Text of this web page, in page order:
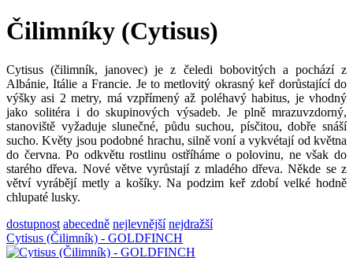
Čilimníky (Cytisus)
Cytisus (čilimník, janovec) je z čeledi bobovitých a pochází z
Albánie, Itálie a Francie. Je to metlovitý okrasný keř dorůstající do
výšky asi 2 metry, má vzpřímený až poléhavý habitus, je vhodný
jako solitéra i do skupinových výsadeb. Je plně mrazuvzdorný,
stanoviště vyžaduje slunečné, půdu suchou, písčitou, dobře snáší
sucho. Květy jsou podobné hrachu, silně voní a vykvétají od května
do června. Po odkvětu rostlinu ostříháme o polovinu, ne však do
starého dřeva. Nové větve vyrůstají z mladého dřeva. Někde se z
větví vyrábějí metly a košíky. Na podzim keř zdobí velké hodně
chlupaté lusky.
dostupnost abecedně nejlevnější nejdražší
Cytisus (Čilimník) - GOLDFINCH